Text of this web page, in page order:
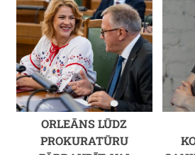
ORLEĀNS LŪDZ
PROKURATŪRU